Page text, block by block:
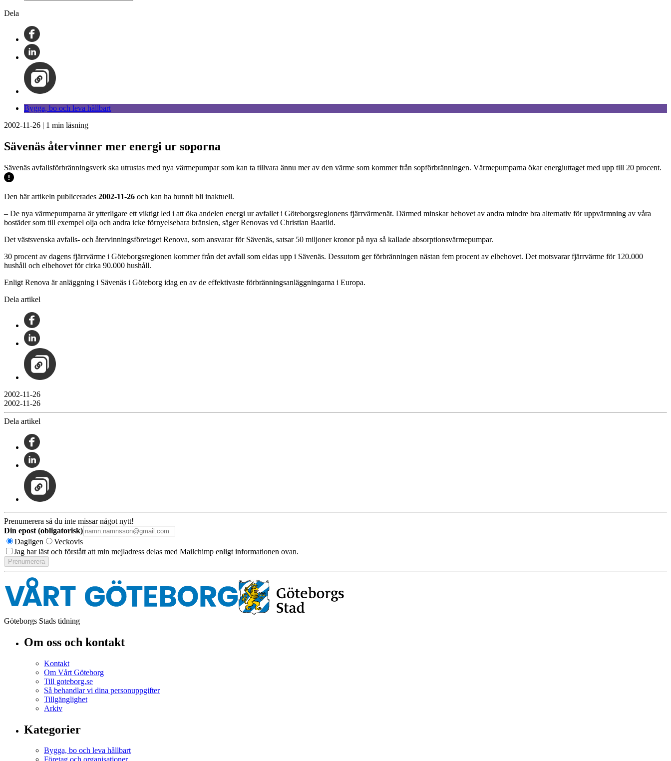
Dela
Bygga, bo och leva hållbart
2002-11-26 | 1 min läsning
Sävenäs återvinner mer energi ur soporna
Sävenäs avfallsförbränningsverk ska utrustas med nya värmepumpar som kan ta tillvara ännu mer av den värme som kommer från sopförbränningen. Värmepumparna ökar energiuttaget med upp till 20 procent.
Den här artikeln publicerades 2002-11-26 och kan ha hunnit bli inaktuell.
– De nya värmepumparna är ytterligare ett viktigt led i att öka andelen energi ur avfallet i Göteborgsregionens fjärrvärmenät. Därmed minskar behovet av andra mindre bra alternativ för uppvärmning av våra
bostäder som till exempel olja och andra icke förnyelsebara bränslen, säger Renovas vd Christian Baarlid.
Det västsvenska avfalls- och återvinningsföretaget Renova, som ansvarar för Sävenäs, satsar 50 miljoner kronor på nya så kallade absorptionsvärmepumpar.
30 procent av dagens fjärrvärme i Göteborgsregionen kommer från det avfall som eldas upp i Sävenäs. Dessutom ger förbränningen nästan fem procent av elbehovet. Det motsvarar fjärrvärme för 120.000
hushåll och elbehovet för cirka 90.000 hushåll.
Enligt Renova är anläggning i Sävenäs i Göteborg idag en av de effektivaste förbränningsanläggningarna i Europa.
Dela artikel
2002-11-26
2002-11-26
Dela artikel
Prenumerera så du inte missar något nytt!
Din epost (obligatorisk)
Dagligen
Veckovis
Jag har läst och förstått att min mejladress delas med Mailchimp enligt informationen ovan.
Göteborgs Stads tidning
Om oss och kontakt
Kontakt
Om Vårt Göteborg
Till goteborg.se
Så behandlar vi dina personuppgifter
Tillgänglighet
Arkiv
Kategorier
Bygga, bo och leva hållbart